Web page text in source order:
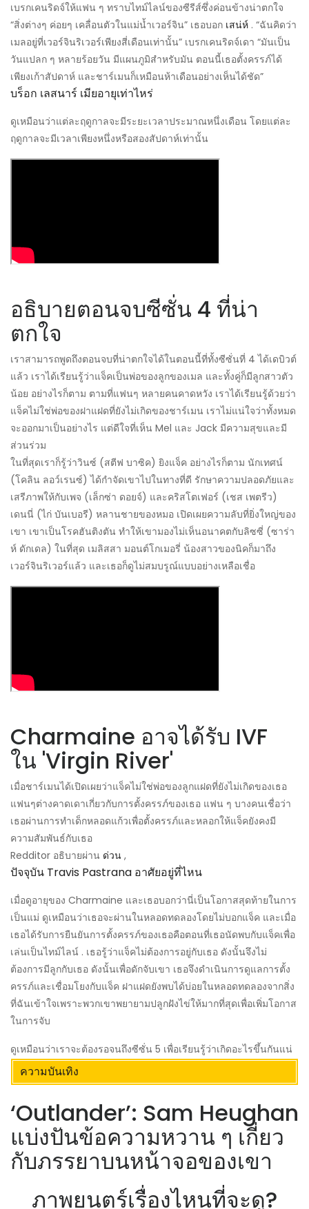
เบรกเคนริดจ์ให้แฟน ๆ ทราบไทม์ไลน์ของซีรีส์ซึ่งค่อนข้างน่าตกใจ
“สิ่งต่างๆ ค่อยๆ เคลื่อนตัวในแม่น้ำเวอร์จิน” เธอบอก เสน่ห์ . “ฉันคิดว่า
เมลอยู่ที่เวอร์จินริเวอร์เพียงสี่เดือนเท่านั้น” เบรกเคนริดจ์เดา “มันเป็น
วันแปลก ๆ หลายร้อยวัน มีแผนภูมิสำหรับมัน ตอนนี้เธอตั้งครรภ์ได้
เพียงเก้าสัปดาห์ และชาร์เมนก็เหมือนห้าเดือนอย่างเห็นได้ชัด”
บร็อก เลสนาร์ เมียอายุเท่าไหร่
ดูเหมือนว่าแต่ละฤดูกาลจะมีระยะเวลาประมาณหนึ่งเดือน โดยแต่ละ
ฤดูกาลจะมีเวลาเพียงหนึ่งหรือสองสัปดาห์เท่านั้น
อธิบายตอนจบซีซั่น 4 ที่น่า
ตกใจ
เราสามารถพูดถึงตอนจบที่น่าตกใจได้ในตอนนี้ที่ทั้งซีซั่นที่ 4 ได้เดบิวต์
แล้ว เราได้เรียนรู้ว่าแจ็คเป็นพ่อของลูกของเมล และทั้งคู่ก็มีลูกสาวตัว
น้อย อย่างไรก็ตาม ตามที่แฟนๆ หลายคนคาดหวัง เราได้เรียนรู้ด้วยว่า
แจ็คไม่ใช่พ่อของฝาแฝดที่ยังไม่เกิดของชาร์เมน เราไม่แน่ใจว่าทั้งหมด
จะออกมาเป็นอย่างไร แต่ดีใจที่เห็น Mel และ Jack มีความสุขและมี
ส่วนร่วม
ในที่สุดเราก็รู้ว่าวินซ์ (สตีฟ บาซิค) ยิงแจ็ค อย่างไรก็ตาม นักเทศน์
(โคลิน ลอว์เรนซ์) ได้กำจัดเขาไปในทางที่ดี รักษาความปลอดภัยและ
เสรีภาพให้กับเพจ (เล็กซ่า ดอยจ์) และคริสโตเฟอร์ (เชส เพตรีว)
เดนนี่ (ไก่ บันเบอรี) หลานชายของหมอ เปิดเผยความลับที่ยิ่งใหญ่ของ
เขา เขาเป็นโรคฮันติงตัน ทำให้เขามองไม่เห็นอนาคตกับลิซซี่ (ซาร่า
ห์ ดักเดล) ในที่สุด เมลิสสา มอนต์โกเมอรี่ น้องสาวของนิคก็มาถึง
เวอร์จินริเวอร์แล้ว และเธอก็ดูไม่สมบรูณ์แบบอย่างเหลือเชื่อ
Charmaine อาจได้รับ IVF
ใน 'Virgin River'
เมื่อชาร์เมนได้เปิดเผยว่าแจ็คไม่ใช่พ่อของลูกแฝดที่ยังไม่เกิดของเธอ
แฟนๆต่างคาดเดาเกี่ยวกับการตั้งครรภ์ของเธอ แฟน ๆ บางคนเชื่อว่า
เธอผ่านการทำเด็กหลอดแก้วเพื่อตั้งครรภ์และหลอกให้แจ็คยังคงมี
ความสัมพันธ์กับเธอ
Redditor อธิบายผ่าน ด่วน ,
ปัจจุบัน Travis Pastrana อาศัยอยู่ที่ไหน
เมื่อดูอายุของ Charmaine และเธอบอกว่านี่เป็นโอกาสสุดท้ายในการ
เป็นแม่ ดูเหมือนว่าเธอจะผ่านในหลอดทดลองโดยไม่บอกแจ็ค และเมื่อ
เธอได้รับการยืนยันการตั้งครรภ์ของเธอคือตอนที่เธอนัดพบกับแจ็คเพื่อ
เล่นเป็นไทม์ไลน์ . เธอรู้ว่าแจ็คไม่ต้องการอยู่กับเธอ ดังนั้นจึงไม่
ต้องการมีลูกกับเธอ ดังนั้นเพื่อดักจับเขา เธอจึงดำเนินการดูแลการตั้ง
ครรภ์และเชื่อมโยงกับแจ็ค ฝาแฝดยังพบได้บ่อยในหลอดทดลองจากสิ่ง
ที่ฉันเข้าใจเพราะพวกเขาพยายามปลูกฝังไข่ให้มากที่สุดเพื่อเพิ่มโอกาส
ในการจับ
ดูเหมือนว่าเราจะต้องรอจนถึงซีซั่น 5 เพื่อเรียนรู้ว่าเกิดอะไรขึ้นกันแน่
ความบันเทิง
‘Outlander’: Sam Heughan
แบ่งปันข้อความหวาน ๆ เกี่ยว
กับภรรยาบนหน้าจอของเขา
ภาพยนตร์เรื่องไหนที่จะดู?